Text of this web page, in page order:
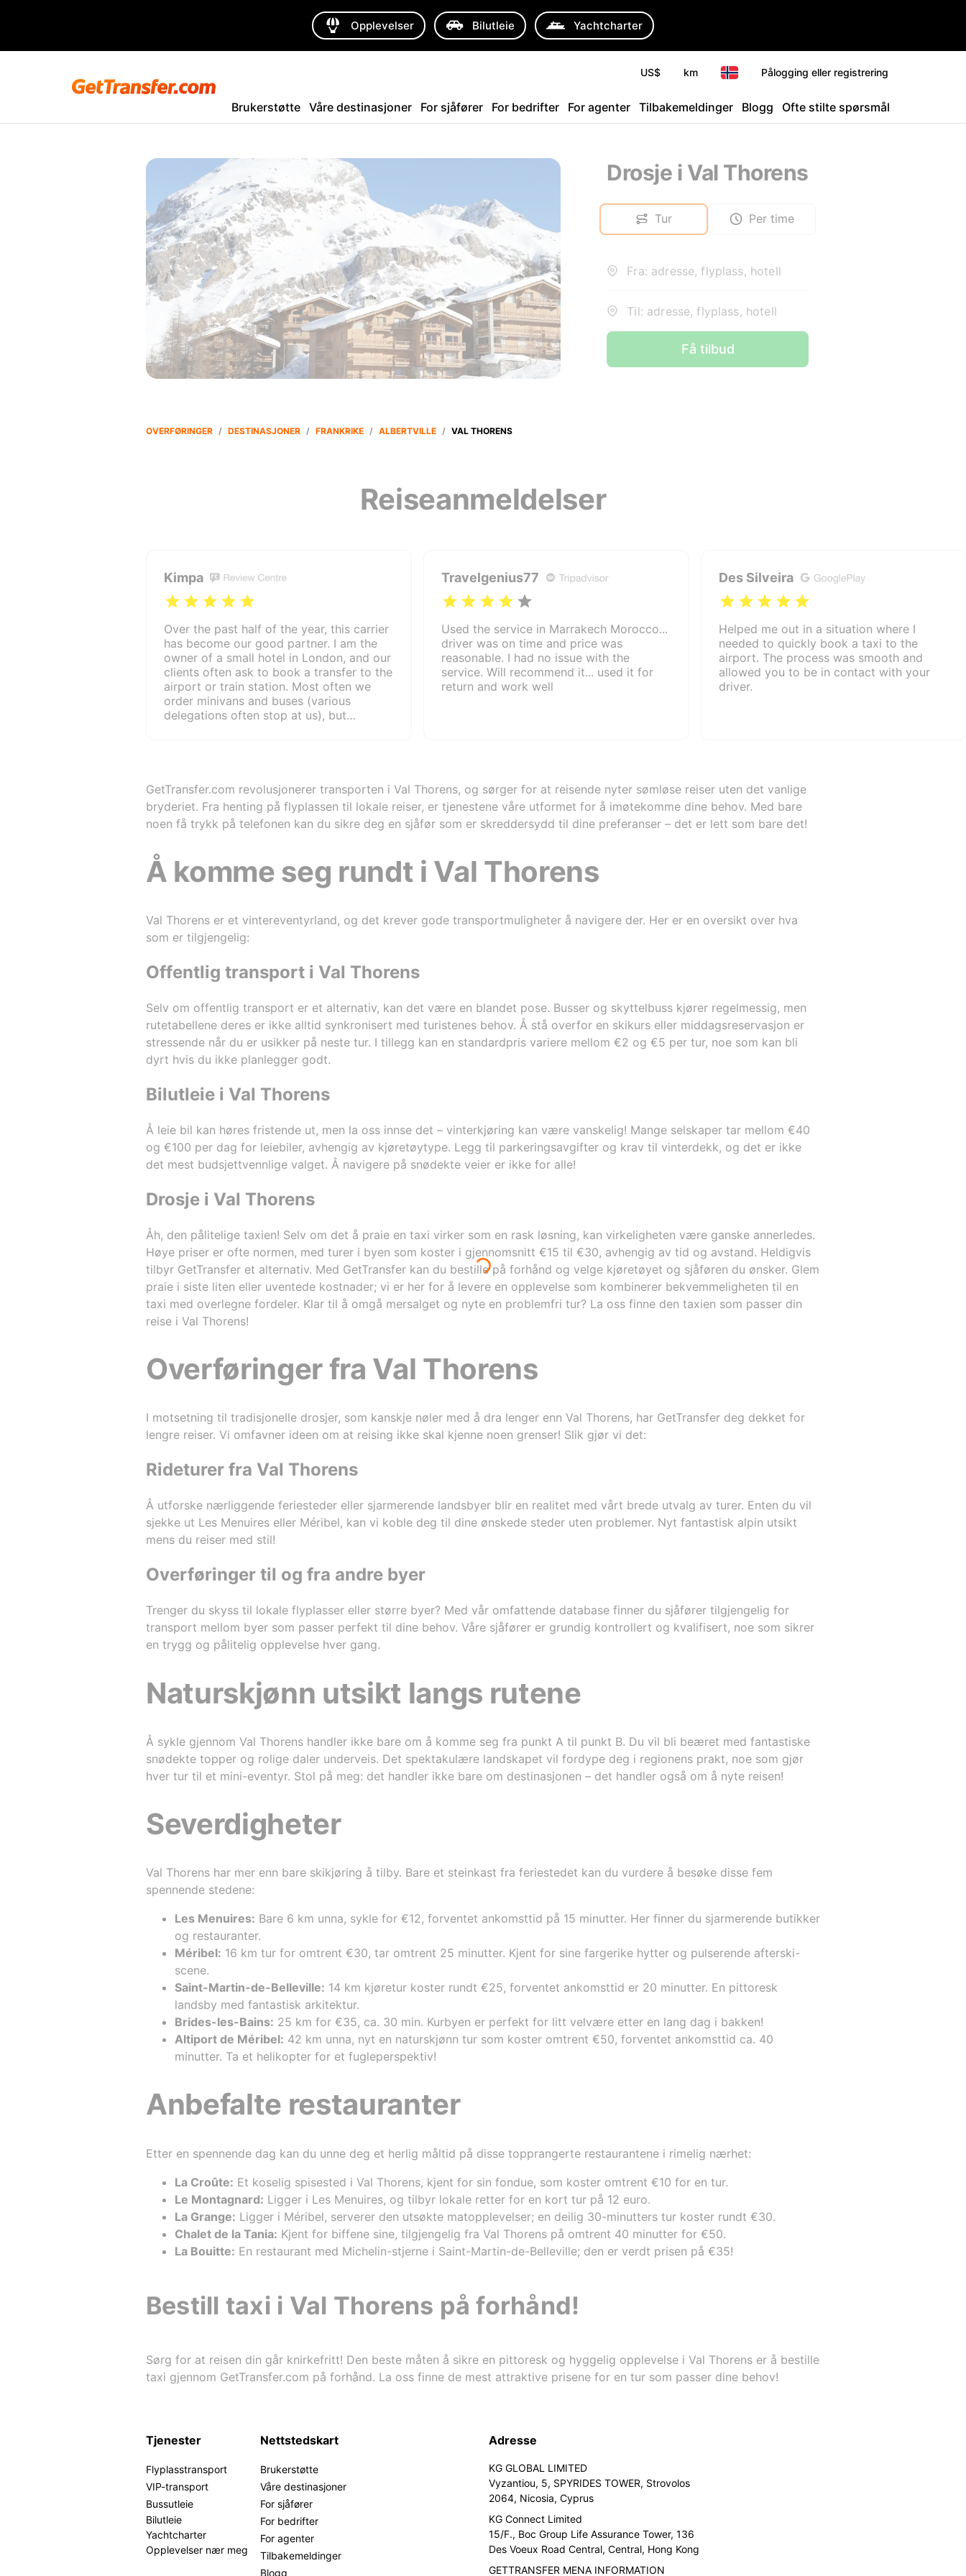
Opplevelser Bilutleie Yachtcharter
US$ km Pålogging eller registrering
Brukerstøtte Våre destinasjoner For sjåfører For bedrifter For agenter Tilbakemeldinger Blogg Ofte stilte spørsmål
Drosje i Val Thorens
Tur Per time
Fra: adresse, flyplass, hotell
Til: adresse, flyplass, hotell
Få tilbud
OVERFØRINGER / DESTINASJONER / FRANKRIKE / ALBERTVILLE / VAL THORENS
Reiseanmeldelser
Kimpa
Over the past half of the year, this carrier
has become our good partner. I am the
owner of a small hotel in London, and our
clients often ask to book a transfer to the
airport or train station. Most often we
order minivans and buses (various
delegations often stop at us), but
quite simple, you can do it in two ways: 1.
Leave an application on the company's
website. 2. Order a car through a special
application for a smartphone or tablet. I
and more convenient. The trip is paid
immediately, the drivers in the company
are punctual. None of our customers are
pay for services by cashless payment
sometimes by electronic money transfers.
If the trip is exchanged by the client, then
that there is a large selection of cars of
limousine and a helicopter. Tariffs for the
carrier are reasonable, the cars are new
and comfortable. The last two months
provide a personal discount, as a regular
customer. I will remind you that I, as hotel
visitors.
Travelgenius77
Used the service in Marrakech Morocco...
driver was on time and price was
reasonable. I had no issue with the
service. Will recommend it... used it for
return and work well
Des Silveira
Helped me out in a situation where I
needed to quickly book a taxi to the
airport. The process was smooth and
allowed you to be in contact with your
driver.
GetTransfer.com revolusjonerer transporten i Val Thorens, og sørger for at reisende nyter sømløse reiser uten det vanlige
bryderiet. Fra henting på flyplassen til lokale reiser, er tjenestene våre utformet for å imøtekomme dine behov. Med bare
noen få trykk på telefonen kan du sikre deg en sjåfør som er skreddersydd til dine preferanser – det er lett som bare det!
Å komme seg rundt i Val Thorens
Val Thorens er et vintereventyrland, og det krever gode transportmuligheter å navigere der. Her er en oversikt over hva
som er tilgjengelig:
Offentlig transport i Val Thorens
Selv om offentlig transport er et alternativ, kan det være en blandet pose. Busser og skyttelbuss kjører regelmessig, men
rutetabellene deres er ikke alltid synkronisert med turistenes behov. Å stå overfor en skikurs eller middagsreservasjon er
stressende når du er usikker på neste tur. I tillegg kan en standardpris variere mellom €2 og €5 per tur, noe som kan bli
dyrt hvis du ikke planlegger godt.
Bilutleie i Val Thorens
Å leie bil kan høres fristende ut, men la oss innse det – vinterkjøring kan være vanskelig! Mange selskaper tar mellom €40
og €100 per dag for leiebiler, avhengig av kjøretøytype. Legg til parkeringsavgifter og krav til vinterdekk, og det er ikke
det mest budsjettvennlige valget. Å navigere på snødekte veier er ikke for alle!
Drosje i Val Thorens
Åh, den pålitelige taxien! Selv om det å praie en taxi virker som en rask løsning, kan virkeligheten være ganske annerledes.
Høye priser er ofte normen, med turer i byen som koster i gjennomsnitt €15 til €30, avhengig av tid og avstand. Heldigvis
tilbyr GetTransfer et alternativ. Med GetTransfer kan du bestille på forhånd og velge kjøretøyet og sjåføren du ønsker. Glem
praie i siste liten eller uventede kostnader; vi er her for å levere en opplevelse som kombinerer bekvemmeligheten til en
taxi med overlegne fordeler. Klar til å omgå mersalget og nyte en problemfri tur? La oss finne den taxien som passer din
reise i Val Thorens!
Overføringer fra Val Thorens
I motsetning til tradisjonelle drosjer, som kanskje nøler med å dra lenger enn Val Thorens, har GetTransfer deg dekket for
lengre reiser. Vi omfavner ideen om at reising ikke skal kjenne noen grenser! Slik gjør vi det:
Rideturer fra Val Thorens
Å utforske nærliggende feriesteder eller sjarmerende landsbyer blir en realitet med vårt brede utvalg av turer. Enten du vil
sjekke ut Les Menuires eller Méribel, kan vi koble deg til dine ønskede steder uten problemer. Nyt fantastisk alpin utsikt
mens du reiser med stil!
Overføringer til og fra andre byer
Trenger du skyss til lokale flyplasser eller større byer? Med vår omfattende database finner du sjåfører tilgjengelig for
transport mellom byer som passer perfekt til dine behov. Våre sjåfører er grundig kontrollert og kvalifisert, noe som sikrer
en trygg og pålitelig opplevelse hver gang.
Naturskjønn utsikt langs rutene
Å sykle gjennom Val Thorens handler ikke bare om å komme seg fra punkt A til punkt B. Du vil bli beæret med fantastiske
snødekte topper og rolige daler underveis. Det spektakulære landskapet vil fordype deg i regionens prakt, noe som gjør
hver tur til et mini-eventyr. Stol på meg: det handler ikke bare om destinasjonen – det handler også om å nyte reisen!
Severdigheter
Val Thorens har mer enn bare skikjøring å tilby. Bare et steinkast fra feriestedet kan du vurdere å besøke disse fem
spennende stedene:
Les Menuires: Bare 6 km unna, sykle for €12, forventet ankomsttid på 15 minutter. Her finner du sjarmerende butikker
og restauranter.
Méribel: 16 km tur for omtrent €30, tar omtrent 25 minutter. Kjent for sine fargerike hytter og pulserende afterski-
scene.
Saint-Martin-de-Belleville: 14 km kjøretur koster rundt €25, forventet ankomsttid er 20 minutter. En pittoresk
landsby med fantastisk arkitektur.
Brides-les-Bains: 25 km for €35, ca. 30 min. Kurbyen er perfekt for litt velvære etter en lang dag i bakken!
Altiport de Méribel: 42 km unna, nyt en naturskjønn tur som koster omtrent €50, forventet ankomsttid ca. 40
minutter. Ta et helikopter for et fugleperspektiv!
Anbefalte restauranter
Etter en spennende dag kan du unne deg et herlig måltid på disse topprangerte restaurantene i rimelig nærhet:
La Croûte: Et koselig spisested i Val Thorens, kjent for sin fondue, som koster omtrent €10 for en tur.
Le Montagnard: Ligger i Les Menuires, og tilbyr lokale retter for en kort tur på 12 euro.
La Grange: Ligger i Méribel, serverer den utsøkte matopplevelser; en deilig 30-minutters tur koster rundt €30.
Chalet de la Tania: Kjent for biffene sine, tilgjengelig fra Val Thorens på omtrent 40 minutter for €50.
La Bouitte: En restaurant med Michelin-stjerne i Saint-Martin-de-Belleville; den er verdt prisen på €35!
Bestill taxi i Val Thorens på forhånd!
Sørg for at reisen din går knirkefritt! Den beste måten å sikre en pittoresk og hyggelig opplevelse i Val Thorens er å bestille
taxi gjennom GetTransfer.com på forhånd. La oss finne de mest attraktive prisene for en tur som passer dine behov!
Tjenester
Flyplasstransport
VIP-transport
Bussutleie
Bilutleie
Yachtcharter
Opplevelser nær meg
Nettstedskart
Brukerstøtte
Våre destinasjoner
For sjåfører
For bedrifter
For agenter
Tilbakemeldinger
Blogg
Adresse
KG GLOBAL LIMITED
Vyzantiou, 5, SPYRIDES TOWER, Strovolos
2064, Nicosia, Cyprus
KG Connect Limited
15/F., Boc Group Life Assurance Tower, 136
Des Voeux Road Central, Central, Hong Kong
GETTRANSFER MENA INFORMATION